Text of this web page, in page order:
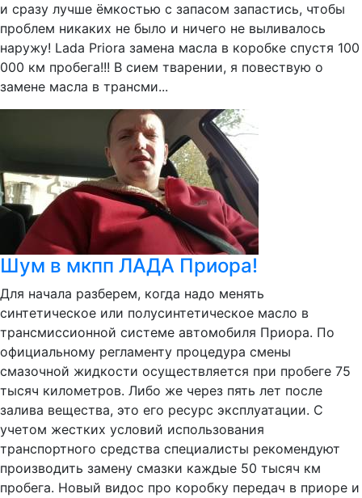
и сразу лучше ёмкостью с запасом запастись, чтобы
проблем никаких не было и ничего не выливалось
наружу! Lada Priora замена масла в коробке спустя 100
000 км пробега!!! В сием тварении, я повествую о
замене масла в трансми...
Шум в мкпп ЛАДА Приора!
Для начала разберем, когда надо менять
синтетическое или полусинтетическое масло в
трансмиссионной системе автомобиля Приора. По
официальному регламенту процедура смены
смазочной жидкости осуществляется при пробеге 75
тысяч километров. Либо же через пять лет после
залива вещества, это его ресурс эксплуатации. С
учетом жестких условий использования
транспортного средства специалисты рекомендуют
производить замену смазки каждые 50 тысяч км
пробега. Новый видос про коробку передач в приоре и